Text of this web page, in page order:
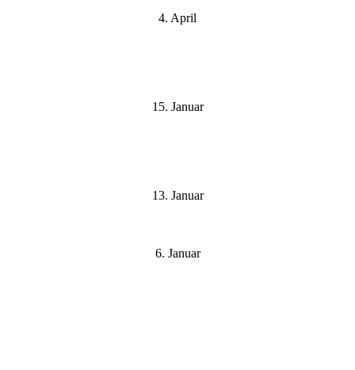
4. April
15. Januar
13. Januar
6. Januar